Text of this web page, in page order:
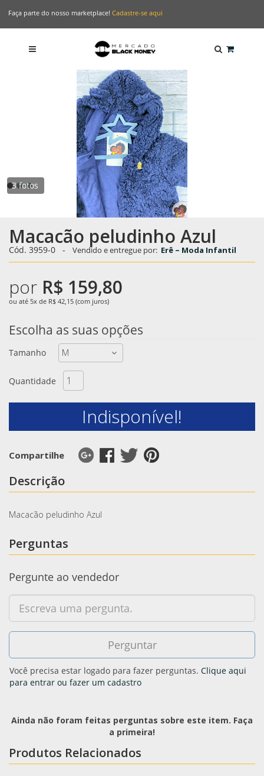
Faça parte do nosso marketplace! Cadastre-se aqui
3 fotos
Macacão peludinho Azul
Cód. 3959-0 - Vendido e entregue por: Erê ~ Moda Infantil
por R$ 159,80
ou até 5x de R$ 42,15 (com juros)
Escolha as suas opções
Tamanho
Quantidade
Indisponível!
Compartilhe
Descrição
Macacão peludinho Azul
Perguntas
Pergunte ao vendedor
Você precisa estar logado para fazer perguntas. Clique aqui
para entrar ou fazer um cadastro
Ainda não foram feitas perguntas sobre este item. Faça
a primeira!
Produtos Relacionados